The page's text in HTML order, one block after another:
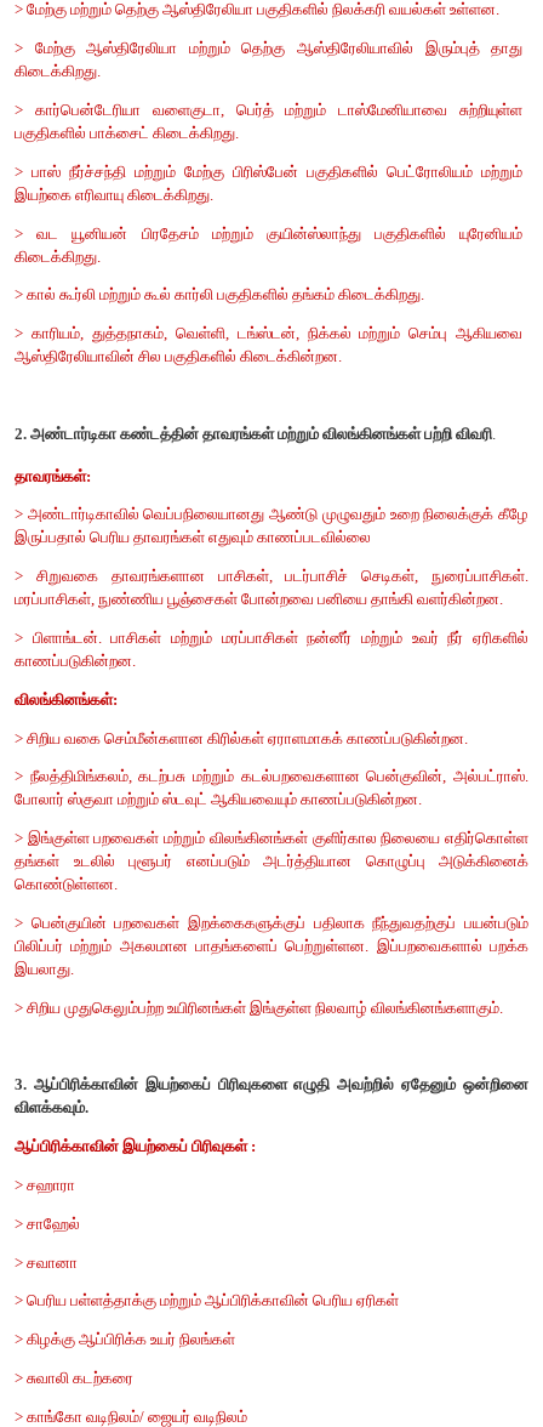
2. மேற்கு அண்டார்டிகா மற்றும் கிழக்கு அண்டார்டிகா
3. பெரிய பவளத் திட்டு மற்றும் ஆர்டீசியன் வடிநிலம்.
VII காரணம் கூறு
1. எகிப்து நைல் நதியின் நன்கொடை என அழைக்கப்படுகிறது
நைல் நதி எகிப்தின் வாழ்வாதாரமாக விளங்குகிறது, நைல்
இல்லையென்றால் இந்நாடு பாலைவனமாக இருந்திருக்கும்.
நைல் நதியின் நன்கொடை எனப்படுகிறது.
2. வெப்ப பாலைவனங்கள் கண்டங்களின் மேற்கு விளிம்புகளில்
மேற்கு விளிம்புகள் மணல் மற்றும் பாறைகளால் ஆன பகுதியாக
3. அண்டார்டிகா ஆராய்ச்சியாளர்களின் கண்டம் என
உலகின் எந்த ஒரு நாட்டின் மக்களும் அண்டார்டிகாவில் ஆய்வுகள்
தரவுகள் சேகரிக்கவும் அனுமதிக்கப்படுகிறார்கள்.
VIII விரிவான விடையளி